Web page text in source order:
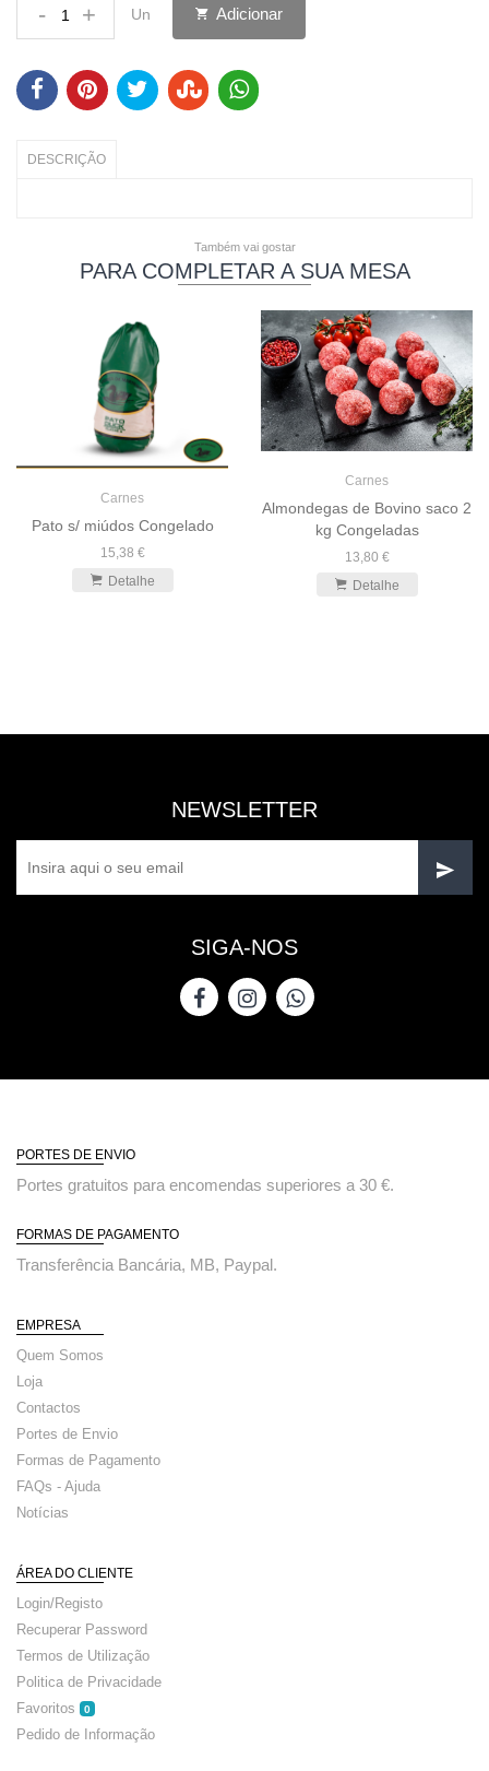
- + Un Adicionar
DESCRIÇÃO
Também vai gostar
PARA COMPLETAR A SUA MESA
Carnes
Pato s/ miúdos Congelado
15,38 €
Detalhe
Carnes
Almondegas de Bovino saco 2
kg Congeladas
13,80 €
Detalhe
NEWSLETTER
SIGA-NOS
PORTES DE ENVIO
Portes gratuitos para encomendas superiores a 30 €.
FORMAS DE PAGAMENTO
Transferência Bancária, MB, Paypal.
EMPRESA
Quem Somos
Loja
Contactos
Portes de Envio
Formas de Pagamento
FAQs - Ajuda
Notícias
ÁREA DO CLIENTE
Login/Registo
Recuperar Password
Termos de Utilização
Politica de Privacidade
Favoritos
0
Pedido de Informação